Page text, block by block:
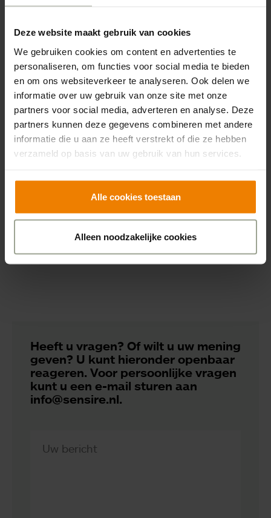
Deze website maakt gebruik van cookies
We gebruiken cookies om content en advertenties te
personaliseren, om functies voor social media te bieden
en om ons websiteverkeer te analyseren. Ook delen we
informatie over uw gebruik van onze site met onze
partners voor social media, adverteren en analyse. Deze
partners kunnen deze gegevens combineren met andere
informatie die u aan ze heeft verstrekt of die ze hebben
verzameld op basis van uw gebruik van hun services.
Alle cookies toestaan
Alleen noodzakelijke cookies
deuren tijdelijk te sluiten.” De Lunette ging als een van
indruk van het effect: minder onrust bij bewoners,
creativiteit en enthousiasme bij zorgmedewerkers en
familie”.
De uitbraak van het coronavirus was een flinke streep
door de rekening, maar inmiddels blijkt er ook in de
anderhalvemetersamenleving veel mogelijk. “Onze
bewoners kunnen zich niet altijd aan de
het met goede observaties, begeleiding en inzet van
techniek verantwoord is om de deuren open te zetten
voor mensen met dementie.” In De Lunette en De
Hofpoort in Eefde en De Beekdelle (Warnsveld) volgen
snel.
Heeft u vragen? Of wilt u uw mening
geven? U kunt hieronder openbaar
reageren. Voor persoonlijke vragen
kunt u een e-mail sturen aan
info@sensire.nl.
Uw bericht